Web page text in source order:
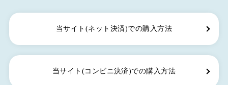
当サイト(ネット決済)での購入方法
当サイト(コンビニ決済)での購入方法